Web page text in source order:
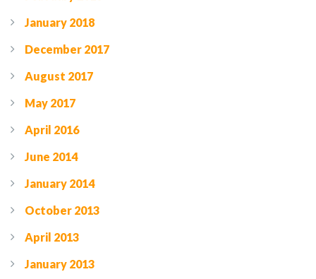
January 2018
December 2017
August 2017
May 2017
April 2016
June 2014
January 2014
October 2013
April 2013
January 2013